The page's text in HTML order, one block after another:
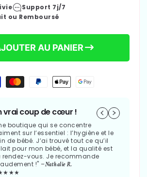
€
quantité
de
BEBE
-
Support 7j/7
ou Remboursé
AU PANIER
vrai coup de cœur !
boutique qui se concentre
sur l’essentiel : l’hygiène et le
de bébé. J’ai trouvé tout ce qu’il
pour mon bébé, et la qualité est
rendez-vous. Je recommande
!" –Nathalie R.